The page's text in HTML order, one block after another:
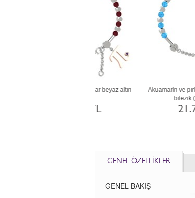
Dumanlı kuvars ve lab safir 18
135.689 TL
GENEL ÖZELLİKLER
GENEL BAKIŞ